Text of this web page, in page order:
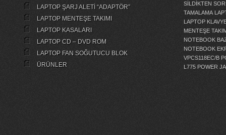
LAPTOP ŞARJ ALETİ “ADAPTÖR”
LAPTOP MENTEŞE TAKIMI
LAPTOP KASALARI
LAPTOP CD – DVD ROM
LAPTOP FAN SOĞUTUCU BLOK
ÜRÜNLER
SİLDİKTEN
TAMALAMA
LAPTOP
MENTEŞE
NOTEBOOK
NOTEBOOK
VPCS118EC/B
L775 POWER